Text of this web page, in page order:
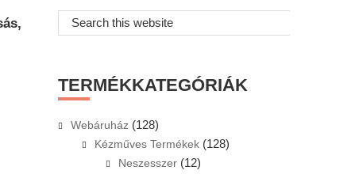
Search
this
TERMÉKKATEGÓRIÁK
Webáruház (128)
Kézműves Termékek (128)
Neszesszer (12)